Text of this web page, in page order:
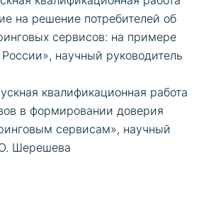
на решение потребителей об
сервисов: на примере
научный руководитель
квалификационная работа
в формировании доверия
сервисам», научный
Шерешева